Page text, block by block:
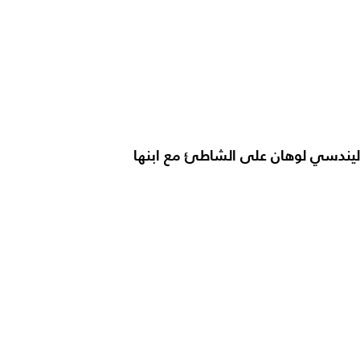
ليندسي لوهان على الشاطئ مع ابنها